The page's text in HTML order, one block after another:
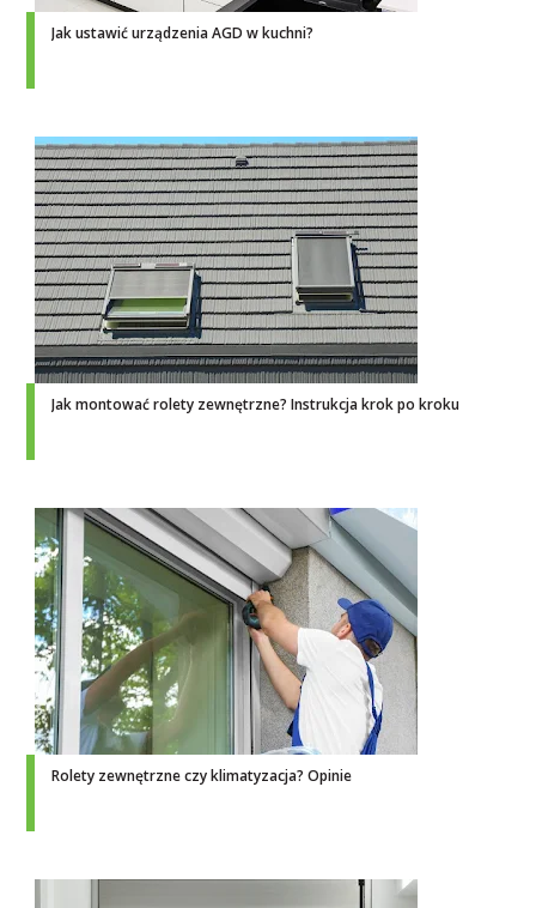
Jak ustawić urządzenia AGD w kuchni?
Jak montować rolety zewnętrzne? Instrukcja krok po kroku
Rolety zewnętrzne czy klimatyzacja? Opinie